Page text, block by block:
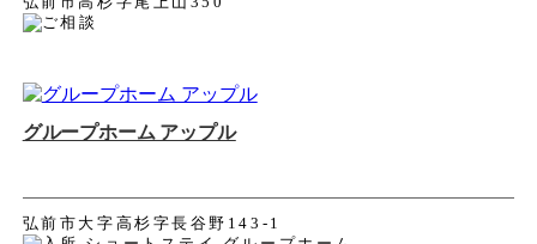
グループホーム アップル
弘前市大字高杉字長谷野143-1